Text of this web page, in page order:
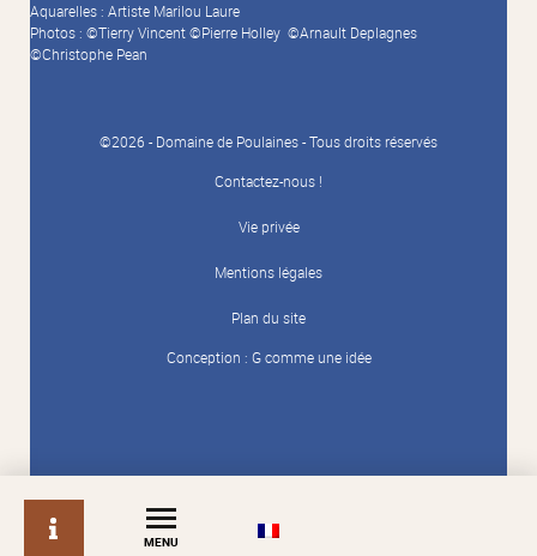
info
MENU
Aquarelles : Artiste Marilou Laure
Photos : ©Tierry Vincent ©Pierre Holley ©Arnault Deplagnes
©Christophe Pean
©2026 - Domaine de Poulaines - Tous droits réservés
Contactez-nous !
Vie privée
Mentions légales
Plan du site
Conception : G comme une idée